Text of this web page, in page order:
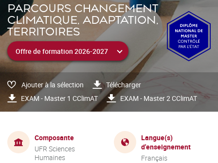
PARCOURS CHANGEMENT
CLIMATIQUE, ADAPTATION,
TERRITOIRES
Ajouter à la sélection
Télécharger
EXAM - Master 1 CClimAT
EXAM - Master 2 CClimAT
Composante
UFR Sciences
Humaines
Langue(s)
d'enseignement
Français